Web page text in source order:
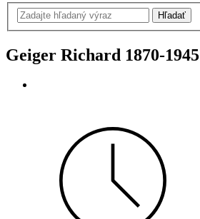
Geiger Richard 1870-1945